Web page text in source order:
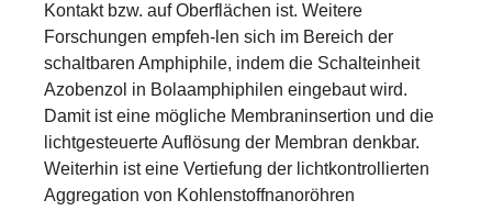
Kontakt bzw. auf Oberflächen ist. Weitere
Forschungen empfeh-len sich im Bereich der
schaltbaren Amphiphile, indem die Schalteinheit
Azobenzol in Bolaamphiphilen eingebaut wird.
Damit ist eine mögliche Membraninsertion und die
lichtgesteuerte Auflösung der Membran denkbar.
Weiterhin ist eine Vertiefung der lichtkontrollierten
Aggregation von Kohlenstoffnanoröhren